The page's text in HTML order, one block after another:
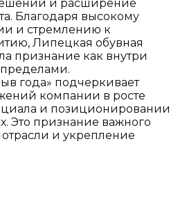
и расширение
Благодаря высокому
и стремлению к
Липецкая обувная
признание как внутри
пределами.
года» подчеркивает
компании в росте
и позиционировании
Это признание важного
и укрепление